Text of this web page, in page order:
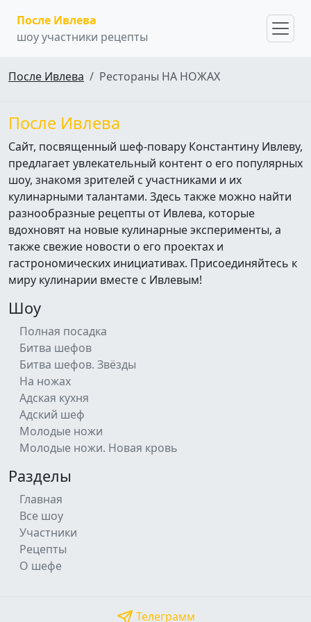
После Ивлева
шоу участники рецепты
После Ивлева Рестораны НА НОЖАХ
После Ивлева
Сайт, посвященный шеф-повару Константину Ивлеву,
предлагает увлекательный контент о его популярных
шоу, знакомя зрителей с участниками и их
кулинарными талантами. Здесь также можно найти
разнообразные рецепты от Ивлева, которые
вдохновят на новые кулинарные эксперименты, а
также свежие новости о его проектах и
гастрономических инициативах. Присоединяйтесь к
миру кулинарии вместе с Ивлевым!
Шоу
Полная посадка
Битва шефов
Битва шефов. Звёзды
На ножах
Адская кухня
Адский шеф
Молодые ножи
Молодые ножи. Новая кровь
Разделы
Главная
Все шоу
Участники
Рецепты
О шефе
Телеграмм